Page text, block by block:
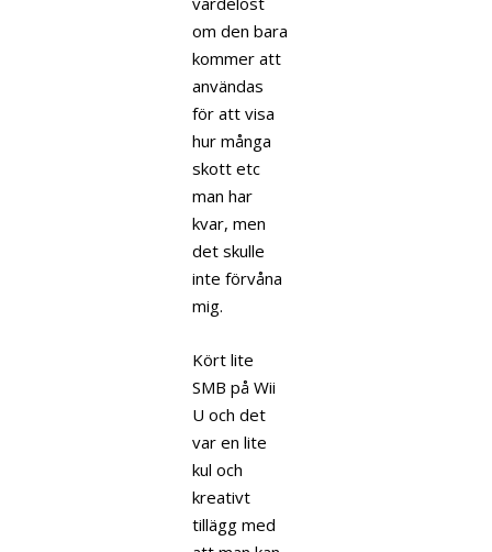
om den bara
kommer att
användas
för att visa
hur många
skott etc
man har
kvar, men
det skulle
inte förvåna
mig.
Kört lite
SMB på Wii
U och det
var en lite
kul och
kreativt
tillägg med